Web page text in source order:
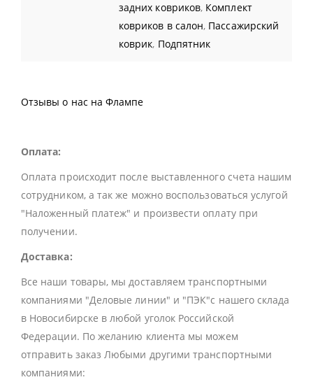
задних ковриков, Комплект
ковриков в салон, Пассажирский
коврик, Подпятник
Отзывы о нас на Флампе
Оплата:
Оплата происходит после выставленного счета нашим
сотрудником, а так же можно воспользоваться услугой
"Наложенный платеж" и произвести оплату при
получении.
Доставка:
Все наши товары, мы доставляем транспортными
компаниями "Деловые линии" и "ПЭК"с нашего склада
в Новосибирске в любой уголок Российской
Федерации. По желанию клиента мы можем
отправить заказ Любыми другими транспортными
компаниями: